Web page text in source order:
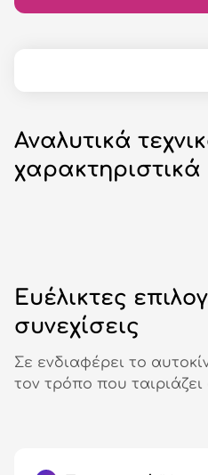
Αναλυτικά
χαρακτηριστικά
Ευέλικτες
συνεχίσεις
Σε ενδιαφέρει το
τον τρόπο που